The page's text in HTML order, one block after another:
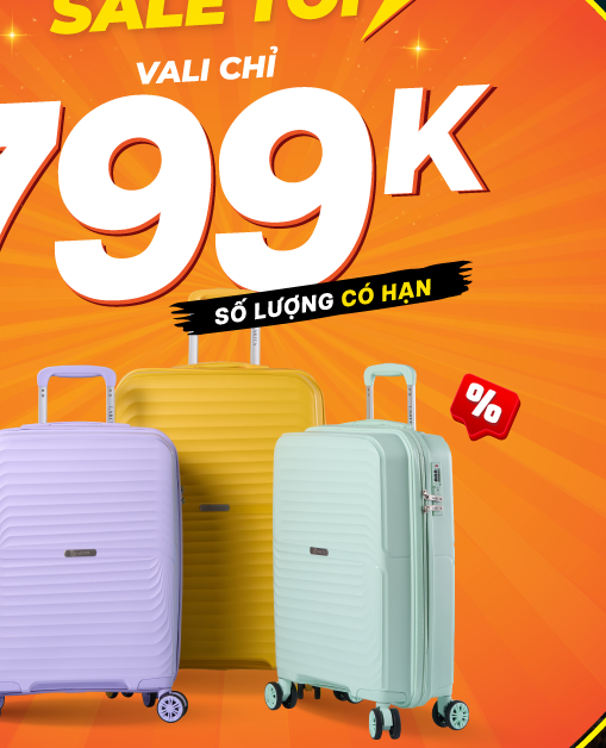
được mệnh danh là Maldives thu nhỏ giữa biển khơi. Ảnh: Travel
Blogger Tô Đi Đâu
hòn Tý, đảo Bình Hưng ẩn mình dưới chân đèo của cung đường
Hy. Trước kia, đây là một hòn đảo khá biệt lập với diện tích chưa đầy
nơi các hộ dân sinh sống. Tuy nhiên sau năm 2014 khi đường xá được
trở thành một
địa điểm du lịch Khánh Hòa
lần khi đã đặt chân đến mảnh đất Cam Ranh.